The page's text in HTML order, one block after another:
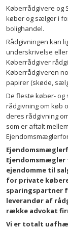
Køberrådgivere og
køber og sælger i
bolighandel.
Rådgivningen kan
underskrivelse
Køberrådgiver
Køberrådgiveren
papirer (skøde,
De fleste køber-
rådgivning om køb
deres rådgivning
som er aftalt
Ejendomsmægler
ejendomme til
for private
sparingspartner
leverandør af
række advokat
Vi er totalt